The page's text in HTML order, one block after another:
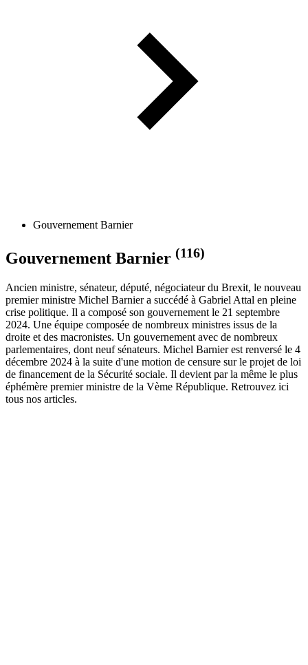
Gouvernement Barnier
Gouvernement Barnier (116)
Ancien ministre, sénateur, député, négociateur du Brexit, le nouveau
premier ministre Michel Barnier a succédé à Gabriel Attal en pleine
crise politique. Il a composé son gouvernement le 21 septembre
2024. Une équipe composée de nombreux ministres issus de la
droite et des macronistes. Un gouvernement avec de nombreux
parlementaires, dont neuf sénateurs. Michel Barnier est renversé le 4
décembre 2024 à la suite d'une motion de censure sur le projet de loi
de financement de la Sécurité sociale. Il devient par la même le plus
éphémère premier ministre de la Vème République. Retrouvez ici
tous nos articles.